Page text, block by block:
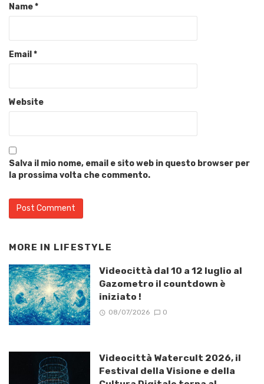
Name*
Email *
Website
Salva il mio nome, email e sito web in questo browser per
la prossima volta che commento.
MORE IN LIFESTYLE
Videocittà dal 10 a 12 luglio al
Gazometro il countdown è
iniziato !
08/07/2026 0
Videocittà Watercult 2026, il
Festival della Visione e della